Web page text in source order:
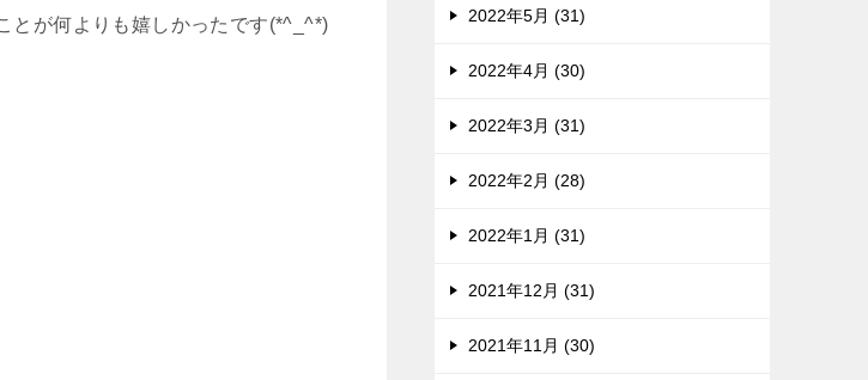
とが何よりも嬉しかったです(*^_^*) 2022年5月 (31)
2022年4月 (30)
2022年3月 (31)
2022年2月 (28)
2022年1月 (31)
2021年12月 (31)
2021年11月 (30)